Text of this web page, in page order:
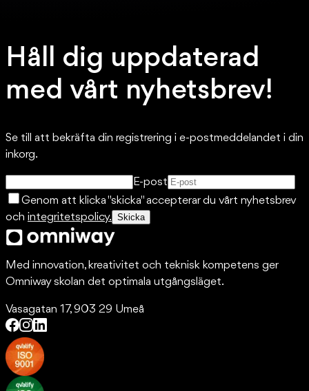
Håll dig uppdaterad
med vårt nyhetsbrev!
Se till att bekräfta din registrering i e-postmeddelandet i din
inkorg.
E-post
Genom att klicka "skicka" accepterar du vårt nyhetsbrev
och integritetspolicy. Skicka
Med innovation, kreativitet och teknisk kompetens ger
Omniway skolan det optimala utgångsläget.
Vasagatan 17, 903 29 Umeå